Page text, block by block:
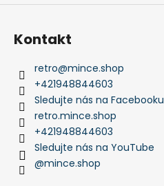
Kontakt
retro@mince.shop
+421948844603
Sledujte nás na Facebooku
retro.mince.shop
+421948844603
Sledujte nás na YouTube
@mince.shop